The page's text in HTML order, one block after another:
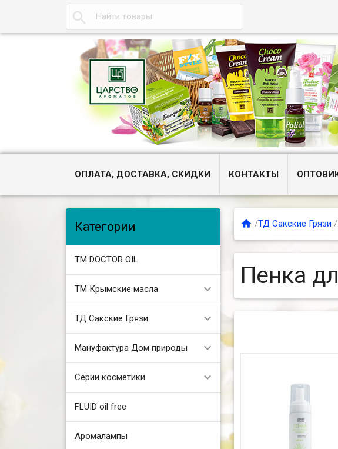

ОПЛАТА, ДОСТАВКА, СКИДКИ КОНТАКТЫ
Категории
ТМ DOCTOR OIL
ТМ Крымские масла
ТД Сакские Грязи
Мануфактура Дом природы
Серии косметики
FLUID oil free
Аромалампы
 /ТД Сакские Грязи /
Пенка